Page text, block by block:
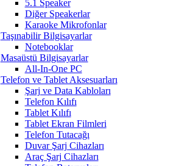
5.1 Speaker
Diğer Speakerlar
Karaoke Mikrofonlar
Taşınabilir Bilgisayarlar
Notebooklar
Masaüstü Bilgisayarlar
All-In-One PC
Telefon ve Tablet Aksesuarları
Şarj ve Data Kabloları
Telefon Kılıfı
Tablet Kılıfı
Tablet Ekran Filmleri
Telefon Tutacağı
Duvar Şarj Cihazları
Araç Şarj Cihazları